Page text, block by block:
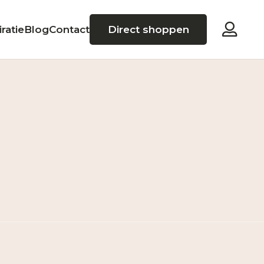
BlogContact Direct shoppen